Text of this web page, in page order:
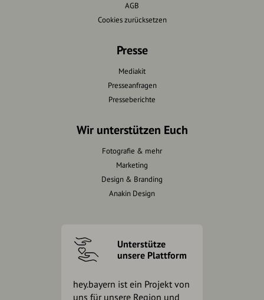
AGB
Cookies zurücksetzen
Presse
Mediakit
Presseanfragen
Presseberichte
Wir unterstützen Euch
Fotografie & mehr
Marketing
Design & Branding
Anakin Design
Unterstütze
unsere Plattform
hey.bayern ist ein Projekt von
uns für unsere Region und